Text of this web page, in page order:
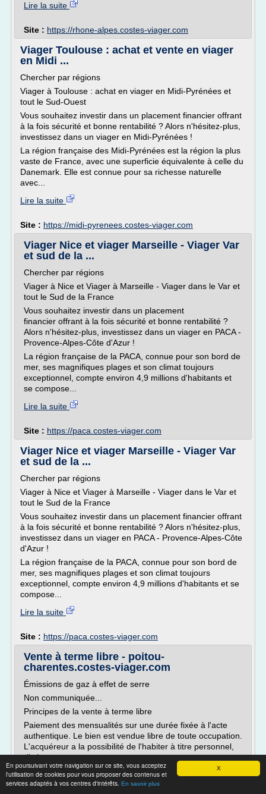
X
En poursuivant votre navigation sur ce site, vous acceptez
l'utilisation de cookies pour vous proposer des contenus et
services adaptés à vos centres d'intérêts. En savoir plus
Lire la suite
Site : https://rhone-alpes.costes-viager.com
Viager Toulouse : achat et vente en viager
en Midi ...
Chercher par régions
Viager à Toulouse : achat en viager en Midi-Pyrénées et
tout le Sud-Ouest
Vous souhaitez investir dans un placement financier offrant
à la fois sécurité et bonne rentabilité ? Alors n'hésitez-plus,
investissez dans un viager en Midi-Pyrénées !
La région française des Midi-Pyrénées est la région la plus
vaste de France, avec une superficie équivalente à celle du
Danemark. Elle est connue pour sa richesse naturelle
avec...
Lire la suite
Site : https://midi-pyrenees.costes-viager.com
Viager Nice et viager Marseille - Viager Var
et sud de la ...
Chercher par régions
Viager à Nice et Viager à Marseille - Viager dans le Var et
tout le Sud de la France
Vous souhaitez investir dans un placement
financier offrant à la fois sécurité et bonne rentabilité ?
Alors n'hésitez-plus, investissez dans un viager en PACA -
Provence-Alpes-Côte d'Azur !
La région française de la PACA, connue pour son bord de
mer, ses magnifiques plages et son climat toujours
exceptionnel, compte environ 4,9 millions d'habitants et
se compose...
Lire la suite
Site : https://paca.costes-viager.com
Viager Nice et viager Marseille - Viager Var
et sud de la ...
Chercher par régions
Viager à Nice et Viager à Marseille - Viager dans le Var et
tout le Sud de la France
Vous souhaitez investir dans un placement financier offrant
à la fois sécurité et bonne rentabilité ? Alors n'hésitez-plus,
investissez dans un viager en PACA - Provence-Alpes-Côte
d'Azur !
La région française de la PACA, connue pour son bord de
mer, ses magnifiques plages et son climat toujours
exceptionnel, compte environ 4,9 millions d'habitants et se
compose...
Lire la suite
Site : https://paca.costes-viager.com
Vente à terme libre - poitou-
charentes.costes-viager.com
Émissions de gaz à effet de serre
Non communiquée...
Principes de la vente à terme libre
Paiement des mensualités sur une durée fixée à l'acte
authentique. Le bien est vendue libre de toute occupation.
L'acquéreur a la possibilité de l'habiter à titre personnel,
d'y loger...
Lire la suite